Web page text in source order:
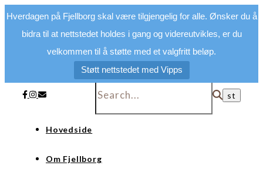
Hverdagen på Fjellborg skal være tilgjengelig for alle. Ønsker du å
bidra til at nettstedet holdes i gang og videreutvikles, er du
velkommen til å støtte med et valgfritt beløp.
Støtt nettstedet med Vipps
Hovedside
Om Fjellborg